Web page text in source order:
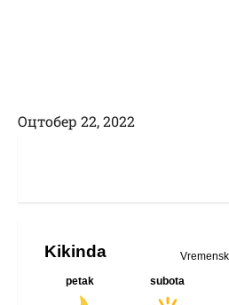
Оцтобер 22, 2022